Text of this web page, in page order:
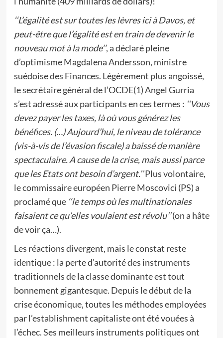
‘‘L’égalité est sur toutes les lèvres ici à Davos, et
peut-être que l’égalité est en train de devenir le
nouveau mot à la mode’’, a déclaré pleine
d’optimisme Magdalena Andersson, ministre
suédoise des Finances. Légèrement plus angoissé,
le secrétaire général de l’OCDE(1) Angel Gurria
s’est adressé aux participants en ces termes : ‘‘Vous
devez payer les taxes, là où vous générez les
bénéfices. (…) Aujourd’hui, le niveau de tolérance
(vis-à-vis de l’évasion fiscale) a baissé de manière
spectaculaire. A cause de la crise, mais aussi parce
que les Etats ont besoin d’argent.’’Plus volontaire,
le commissaire européen Pierre Moscovici (PS) a
proclamé que ‘‘le temps où les multinationales
faisaient ce qu’elles voulaient est révolu’’(on a hâte
de voir ça…).
Les réactions divergent, mais le constat reste
identique : la perte d’autorité des instruments
traditionnels de la classe dominante est tout
bonnement gigantesque. Depuis le début de la
crise économique, toutes les méthodes employées
par l’establishment capitaliste ont été vouées à
l’échec. Ses meilleurs instruments politiques ont